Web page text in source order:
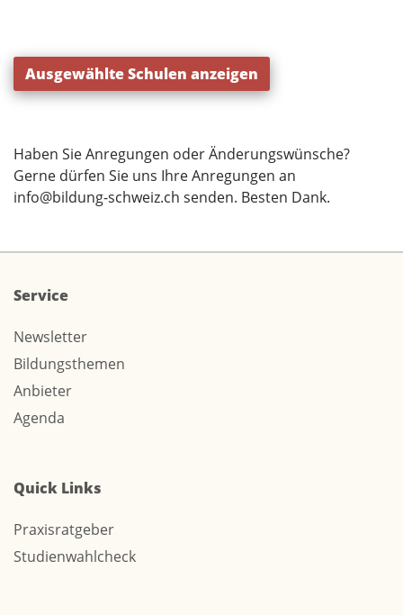
Ausgewählte Schulen anzeigen
Haben Sie Anregungen oder Änderungswünsche?
Gerne dürfen Sie uns Ihre Anregungen an
info@bildung-schweiz.ch senden. Besten Dank.
Service
Newsletter
Bildungsthemen
Anbieter
Agenda
Quick Links
Praxisratgeber
Studienwahlcheck